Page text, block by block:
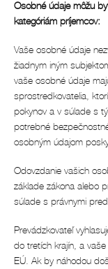
Osobné údaje môžu
kategóriám príjemcov:
Vaše osobné údaje
žiadnym iným
vaše osobné údaje
sprostredkovatelia,
pokynov a v súlade s
potrebné
osobným údajom
Odovzdanie vašich
základe zákona alebo
súlade s právnymi
Prevádzkovateľ
do tretích krajín, a
EÚ. Ak by náhodou